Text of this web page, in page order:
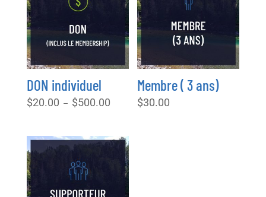
DON individuel
$20.00 – $500.00Plage
$20.00
$500.00
Membre ( 3 ans)
$30.00